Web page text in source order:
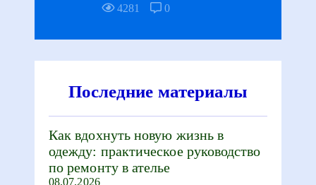
4281
0
Последние материалы
Как вдохнуть новую жизнь в
одежду: практическое руководство
по ремонту в ателье
08.07.2026